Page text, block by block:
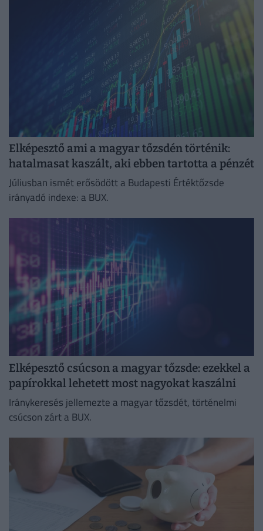
Elképesztő ami a magyar tőzsdén történik:
hatalmasat kaszált, aki ebben tartotta a pénzét
Júliusban ismét erősödött a Budapesti Értéktőzsde
irányadó indexe: a BUX.
Elképesztő csúcson a magyar tőzsde: ezekkel a
papírokkal lehetett most nagyokat kaszálni
Iránykeresés jellemezte a magyar tőzsdét, történelmi
csúcson zárt a BUX.